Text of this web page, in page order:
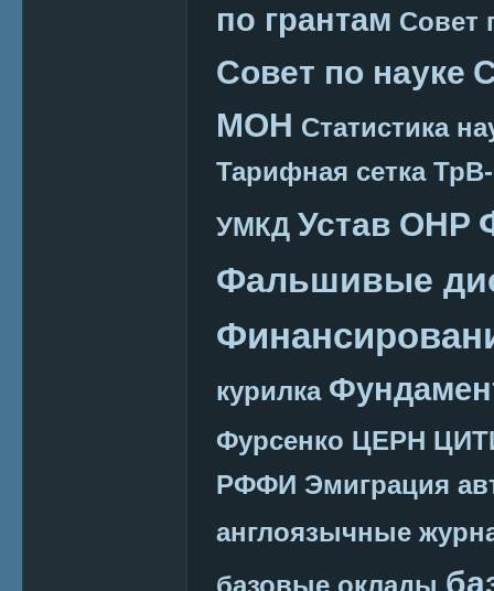
по грантам Совет
Совет по науке
МОН Статистика
Тарифная сетка
УМКД Устав ОНР
Фальшивые
курилка
Фурсенко ЦЕРН
РФФИ Эмиграция
англоязычные
базовые оклады